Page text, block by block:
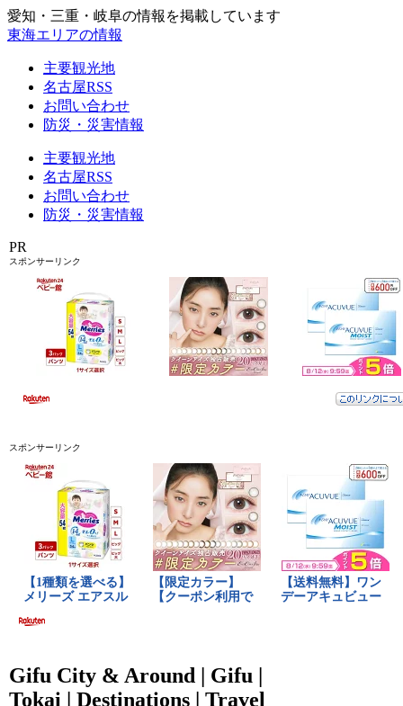
愛知・三重・岐阜の情報を掲載しています
東海エリアの情報
主要観光地
名古屋RSS
お問い合わせ
防災・災害情報
主要観光地
名古屋RSS
お問い合わせ
防災・災害情報
PR
スポンサーリンク
スポンサーリンク
Gifu City & Around | Gifu |
Tokai | Destinations | Travel